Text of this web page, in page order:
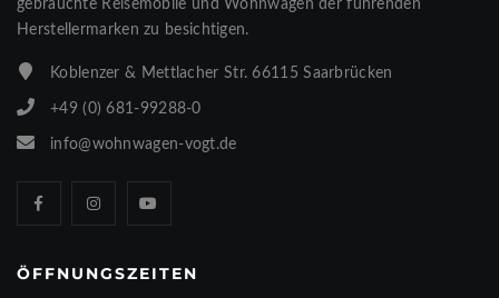
gebrauchte Reisemobile und Wohnwagen der führenden
Herstellermarken zu besichtigen.
Koblenzer & Mettlacher Str. 66115 Saarbrücken
+49 (0) 681-99288-0
info@wohnwagen-vogt.de
ÖFFNUNGSZEITEN